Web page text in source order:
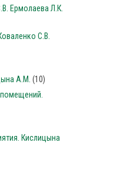
Ермолаева Л.К.
С.В.
А.М. (10)
Кислицына